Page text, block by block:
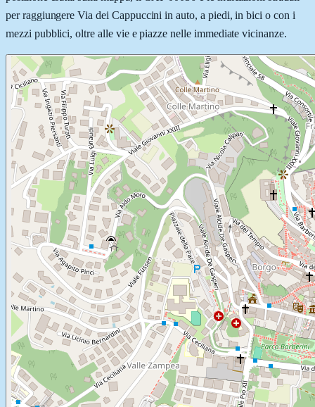
per raggiungere Via dei Cappuccini in auto, a piedi, in bici o con i
mezzi pubblici, oltre alle vie e piazze nelle immediate vicinanze.